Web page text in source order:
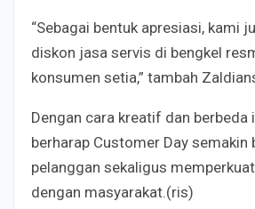
“Sebagai bentuk apresiasi, kami
diskon jasa servis di bengkel
konsumen setia,” tambah
Dengan cara kreatif dan berbeda
berharap Customer Day semakin
pelanggan sekaligus
dengan masyarakat.(ris)